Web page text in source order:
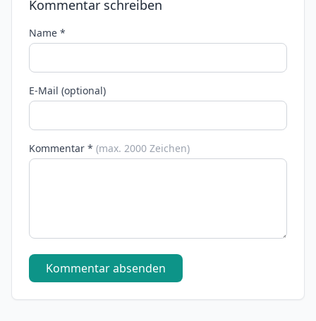
Kommentar schreiben
Name *
E-Mail (optional)
Kommentar * (max. 2000 Zeichen)
Kommentar absenden